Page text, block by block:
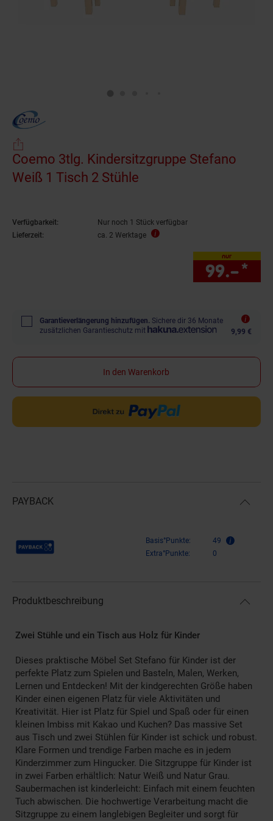
Coemo 3tlg. Kindersitzgruppe Stefano
Weiß 1 Tisch 2 Stühle
Verfügbarkeit:
Nur noch 1 Stück verfügbar
Lieferzeit:
ca. 2 Werktage
nur
99.–*
Garantieverlängerung hinzufügen. Sichere dir 36 Monate
zusätzlichen Garantieschutz mit
9,99 €
In den Warenkorb
PAYBACK
Payback Punkte Basis°Punkte:
49
Extra°Punkte:
0
Produktbeschreibung
Zwei Stühle und ein Tisch aus Holz für Kinder
Dieses praktische Möbel Set Stefano für Kinder ist der
perfekte Platz zum Spielen und Basteln, Malen, Werken,
Lernen und Entdecken! Mit der kindgerechten Größe haben
Kinder einen eigenen Platz für viele Aktivitäten und
Kreativität. Hier ist Platz für Spiel und Spaß oder für einen
kleinen Imbiss mit Kakao und Kuchen? Das massive Set
aus Tisch und zwei Stühlen für Kinder ist schick und robust.
Klare Formen und trendige Farben mache es in jedem
Kinderzimmer zum Hingucker. Die Sitzgruppe für Kinder ist
in zwei Farben erhältlich: Natur Weiß und Natur Grau.
Saubermachen ist kinderleicht: Einfach mit einem feuchten
Tuch abwischen. Die hochwertige Verarbeitung macht die
Sitzgruppe zu einem langlebigen Begleiter und sorgt für